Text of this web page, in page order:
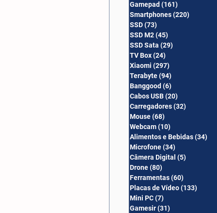
Gamepad (161)
Smartphones(220)
SSD(73)
SSD M2(45)
SSD Sata (29)
TV Box(24)
Xiaomi (297)
Terabyte(94)
Banggood (6)
Cabos USB(20)
Carregadores(32)
Mouse(68)
Webcam(10)
Alimentos e Bebidas(34)
Microfone(34)
Câmera Digital (5)
Drone(80)
Ferramentas(60)
Placas de Vídeo(133)
Mini PC(7)
Gamesir(31)